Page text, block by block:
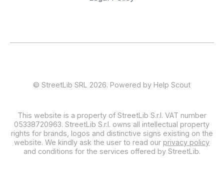
©StreetLib SRL 2026.Powered byHelp Scout
This website is a property of StreetLib S.r.l. VAT number
05338720963. StreetLib S.r.l. owns all intellectual property
rights for brands, logos and distinctive signs existing on the
website. We kindly ask the user to read ourprivacy policy
and conditions for the services offered by StreetLib.